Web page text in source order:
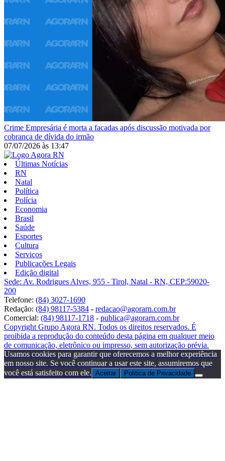
Crime Empresária é morta a facadas após discussão motivada por
cobrança de dívida do irmão
07/07/2026 às 13:47
Últimas Notícias
RN
Natal
Política
Polícia
Economia
Brasil
Saúde
Esportes
Cultura
Serviços
Publicações Legais
Edição digital
Sede: Av. Rodrigues Alves, 955 - Tirol, Natal - RN, CEP:59020-
200
Telefone: (84) 3027-1690
Redação: (84) 98117-5384 - redacao@agorarn.com.br
Comercial: (84) 98117-1718 - publica@agorarn.com.br
Copyright Grupo Agora RN. Todos os direitos reservados. É
proibida a reprodução do conteúdo desta página em qualquer meio
de comunicação, eletrônico ou impresso, sem autorização prévia.
Usamos cookies para garantir que oferecemos a melhor experiência
em nosso site. Se você continuar a usar este site, assumiremos que
você está satisfeito com ele. Aceitar Politica de Privacidade